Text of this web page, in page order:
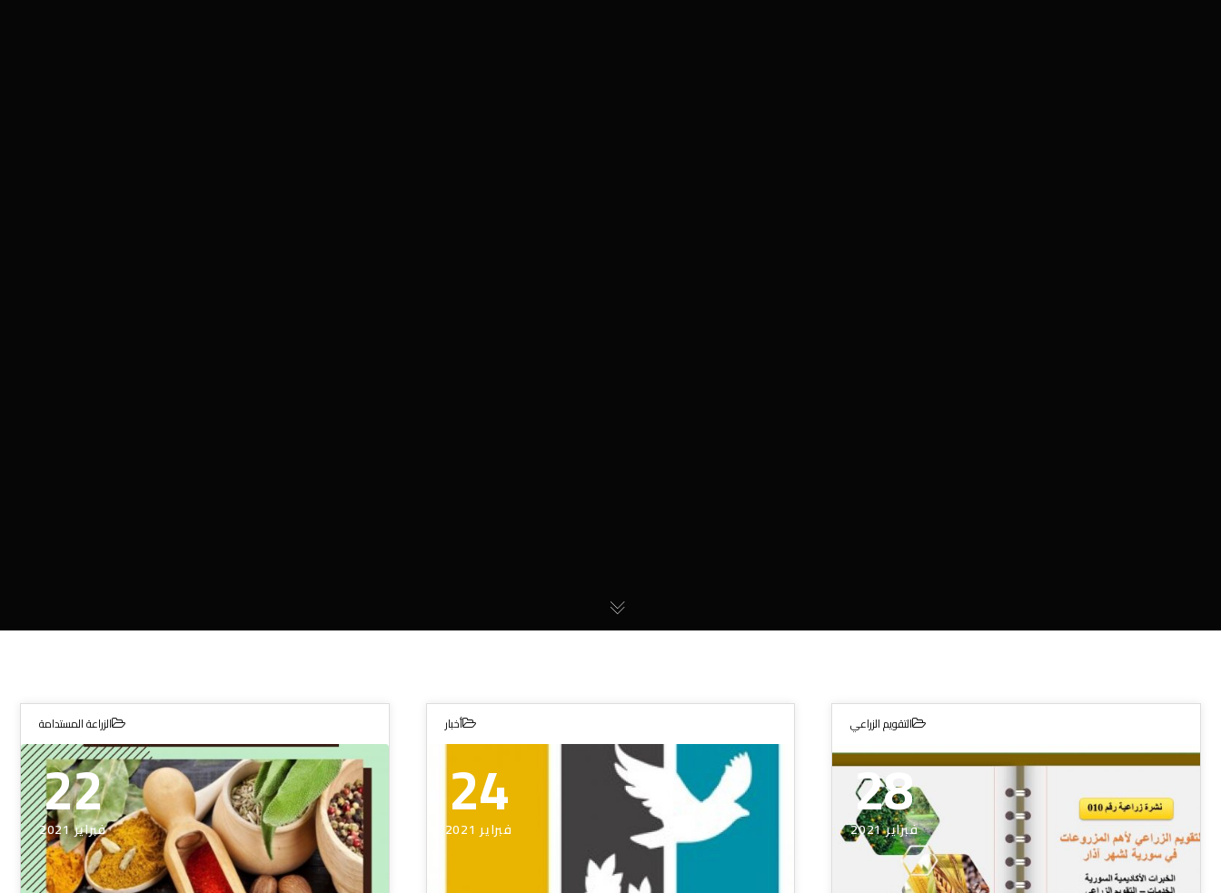
التقويم الزراعي
28
فبراير 2021
أخبار
24
فبراير 2021
الزراعة المستدامة
22
فبراير 2021